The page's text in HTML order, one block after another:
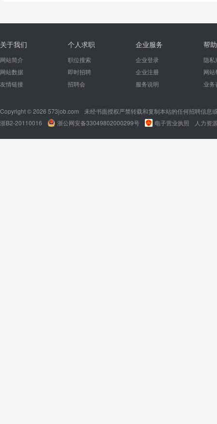
关于我们
网站简介
网站数据
友情链接
个人求职
职位搜索
即时招聘
招聘会
企业服务
企业登录
企业注册
服务说明
帮
隐私
网站
业务
Copyright © 2026 573job.com
未经书面授权严禁转载和复制本站的任何招聘信息
浙B2-20110016
浙公网安备33049802000299号 电子营业执照 人力资